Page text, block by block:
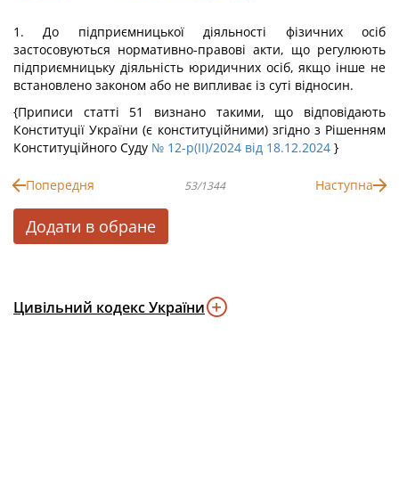
1. До підприємницької діяльності фізичних осіб
застосовуються нормативно-правові акти, що регулюють
підприємницьку діяльність юридичних осіб, якщо інше не
встановлено законом або не випливає із суті відносин.
{Приписи статті 51 визнано такими, що відповідають
Конституції України (є конституційними) згідно з Рішенням
Конституційного Суду № 12-р(II)/2024 від 18.12.2024 }
Попередня 53/1344 Наступна
Додати в обране
Цивільний кодекс України